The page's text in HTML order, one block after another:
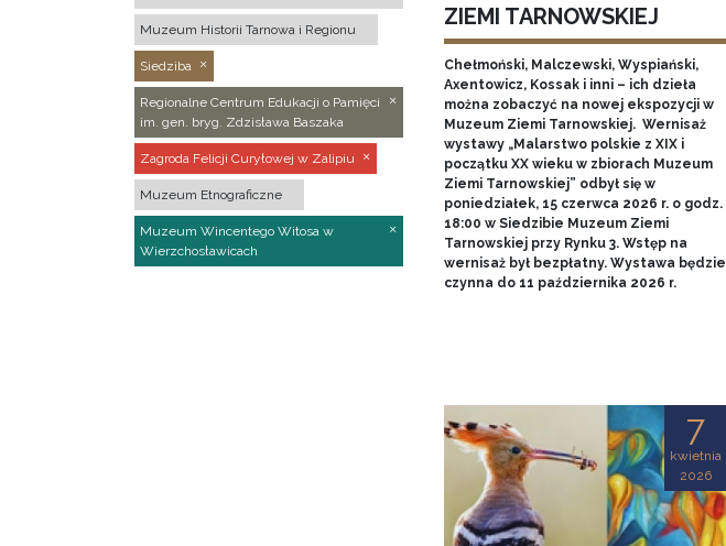
Muzeum Historii Tarnowa i Regionu
Siedziba
Regionalne Centrum Edukacji o Pamięci
im. gen. bryg. Zdzisława Baszaka
Zagroda Felicji Curyłowej w Zalipiu
Muzeum Etnograficzne
Muzeum Wincentego Witosa w
Wierzchosławicach
ZIEMI TARNOWSKIEJ
Chełmoński, Malczewski, Wyspiański,
Axentowicz, Kossak i inni – ich dzieła
można zobaczyć na nowej ekspozycji w
Muzeum Ziemi Tarnowskiej. Wernisaż
wystawy „Malarstwo polskie z XIX i
początku XX wieku w zbiorach Muzeum
Ziemi Tarnowskiej” odbył się w
poniedziałek, 15 czerwca 2026 r. o godz.
18:00 w Siedzibie Muzeum Ziemi
Tarnowskiej przy Rynku 3. Wstęp na
wernisaż był bezpłatny. Wystawa będzie
czynna do 11 października 2026 r.
7
kwietnia
2026